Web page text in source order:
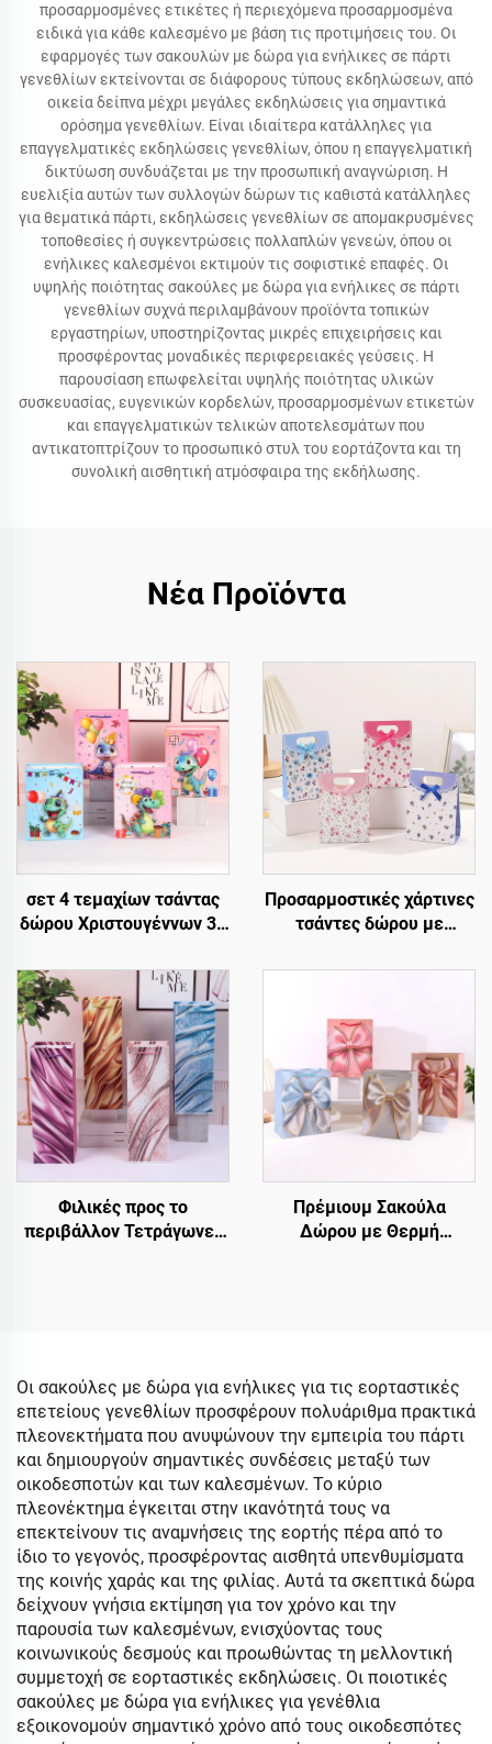
προσαρμοσμένες ετικέτες ή περιεχόμενα προσαρμοσμένα
ειδικά για κάθε καλεσμένο με βάση τις προτιμήσεις του. Οι
εφαρμογές των σακουλών με δώρα για ενήλικες σε πάρτι
γενεθλίων εκτείνονται σε διάφορους τύπους εκδηλώσεων, από
οικεία δείπνα μέχρι μεγάλες εκδηλώσεις για σημαντικά
ορόσημα γενεθλίων. Είναι ιδιαίτερα κατάλληλες για
επαγγελματικές εκδηλώσεις γενεθλίων, όπου η επαγγελματική
δικτύωση συνδυάζεται με την προσωπική αναγνώριση. Η
ευελιξία αυτών των συλλογών δώρων τις καθιστά κατάλληλες
για θεματικά πάρτι, εκδηλώσεις γενεθλίων σε απομακρυσμένες
τοποθεσίες ή συγκεντρώσεις πολλαπλών γενεών, όπου οι
ενήλικες καλεσμένοι εκτιμούν τις σοφιστικέ επαφές. Οι
υψηλής ποιότητας σακούλες με δώρα για ενήλικες σε πάρτι
γενεθλίων συχνά περιλαμβάνουν προϊόντα τοπικών
εργαστηρίων, υποστηρίζοντας μικρές επιχειρήσεις και
προσφέροντας μοναδικές περιφερειακές γεύσεις. Η
παρουσίαση επωφελείται υψηλής ποιότητας υλικών
συσκευασίας, ευγενικών κορδελών, προσαρμοσμένων ετικετών
και επαγγελματικών τελικών αποτελεσμάτων που
αντικατοπτρίζουν το προσωπικό στυλ του εορτάζοντα και τη
συνολική αισθητική ατμόσφαιρα της εκδήλωσης.
Νέα Προϊόντα
σετ 4 τεμαχίων τσάντας
δώρου Χριστουγέννων 3D
για λιανική και δώρα
Προσαρμοστικές χάρτινες
τσάντες δώρου με
Πολυτέλεια,
και πλήρως
προσαρμοστικές
Φιλικές προς το
περιβάλλον Τετράγωνες
Πρέμιουμ Σακούλα
Δώρου με Θερμή
Οι σακούλες με δώρα για ενήλικες για τις εορταστικές
επετείους γενεθλίων προσφέρουν πολυάριθμα πρακτικά
πλεονεκτήματα που ανυψώνουν την εμπειρία του πάρτι
και δημιουργούν σημαντικές συνδέσεις μεταξύ των
οικοδεσποτών και των καλεσμένων. Το κύριο
πλεονέκτημα έγκειται στην ικανότητά τους να
επεκτείνουν τις αναμνήσεις της εορτής πέρα από το
ίδιο το γεγονός, προσφέροντας αισθητά υπενθυμίσματα
της κοινής χαράς και της φιλίας. Αυτά τα σκεπτικά δώρα
δείχνουν γνήσια εκτίμηση για τον χρόνο και την
παρουσία των καλεσμένων, ενισχύοντας τους
κοινωνικούς δεσμούς και προωθώντας τη μελλοντική
συμμετοχή σε εορταστικές εκδηλώσεις. Οι ποιοτικές
σακούλες με δώρα για ενήλικες για γενέθλια
εξοικονομούν σημαντικό χρόνο από τους οικοδεσπότες